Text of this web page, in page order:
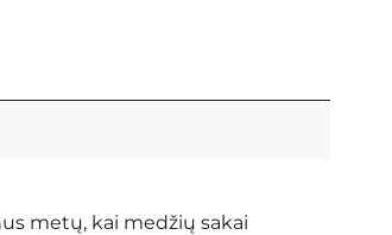
metų, kai medžių sakai